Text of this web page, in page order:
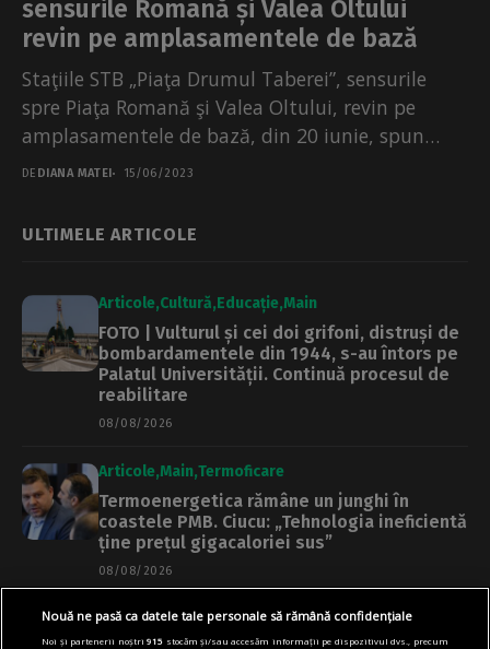
sensurile Romană și Valea Oltului
revin pe amplasamentele de bază
Staţiile STB „Piaţa Drumul Taberei”, sensurile
spre Piaţa Romană şi Valea Oltului, revin pe
amplasamentele de bază, din 20 iunie, spun
reprezentanţilor Primăriei...
DE DIANA MATEI 15/06/2023
ULTIMELE ARTICOLE
Articole Cultură Educație Main
FOTO | Vulturul și cei doi grifoni, distruși de
bombardamentele din 1944, s-au întors pe
Palatul Universității. Continuă procesul de
reabilitare
08/08/2026
Articole Main Termoficare
Termoenergetica rămâne un junghi în
coastele PMB. Ciucu: „Tehnologia ineficientă
ține prețul gigacaloriei sus”
08/08/2026
Articole Main Transport
Nouă ne pasă ca datele tale personale să rămână confidențiale
Noi și partenerii noștri915 stocăm și/sau accesăm informații pe dispozitivul dvs., precum